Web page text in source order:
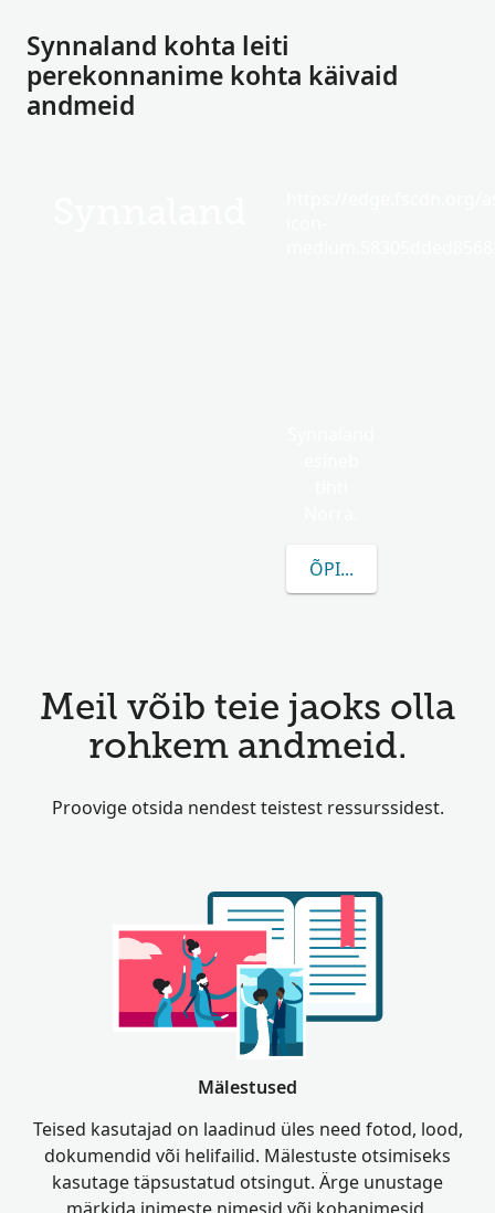
Synnaland kohta leiti
perekonnanime kohta käivaid
andmeid
ÕPI ROHKEM
Meil võib teie jaoks olla
rohkem andmeid.
Proovige otsida nendest teistest ressurssidest.
Mälestused
Teised kasutajad on laadinud üles need fotod, lood,
dokumendid või helifailid. Mälestuste otsimiseks
kasutage täpsustatud otsingut. Ärge unustage